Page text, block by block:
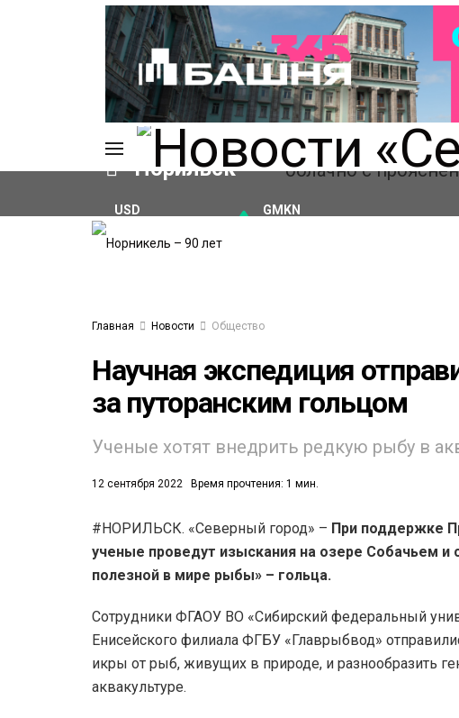
Норильск
USD
GMKN
Главная Новости Общество
Научная экспедиция
за путоранским гольцом
Ученые хотят внедрить редкую рыбу в
12 сентября 2022 Время прочтения: 1 мин.
#НОРИЛЬСК. «Северный город» – При поддержке
ученые проведут изыскания на озере Собачьем
полезной в мире рыбы» – гольца.
Сотрудники ФГАОУ ВО «Сибирский федеральный
Енисейского филиала ФГБУ «Главрыбвод»
икры от рыб, живущих в природе, и разнообразить
аквакультуре.